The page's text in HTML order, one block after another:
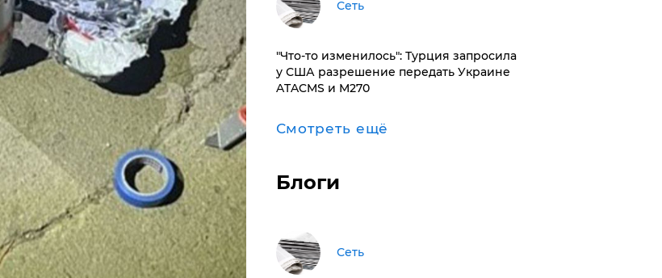
Сеть
​"Что-то изменилось": Турция запросила
у США разрешение передать Украине
ATACMS и M270
Смотреть ещё
Блоги
Сеть